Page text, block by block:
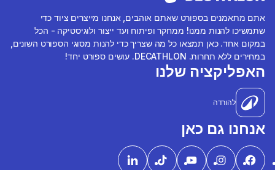
אתם מתאמנים בספורט שאתם אוהבים, אנחנו מייצרים ציוד כדי
שתמשיכו להנות ממנו! ממחקר ופיתוח ועד ייצור ולוגיסטיקה - הכל
במקום אחד. כאן תמצאו כל מה שצריך כדי להנות מסוגי הספורט השונים,
במחירים ללא תחרות. DECATHLON. עושים ספורט יחד!
האפליקציה שלנו
להורדה
אנחנו גם כאן